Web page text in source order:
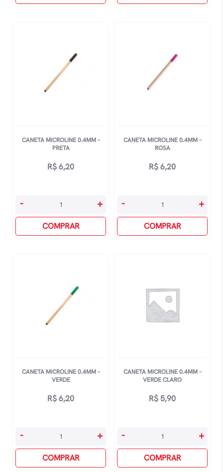
-
-
CANETA MICROLINE 0.4MM –
PRETA
R$6,20
Caneta
-
- +
COMPRAR
CANETA MICROLINE 0.4MM –
ROSA
R$6,20
Caneta
-
- +
COMPRAR
CANETA MICROLINE 0.4MM –
VERDE
R$6,20
Caneta
- +
COMPRAR
CANETA MICROLINE 0.4MM –
VERDE CLARO
R$5,90
Caneta
- +
COMPRAR